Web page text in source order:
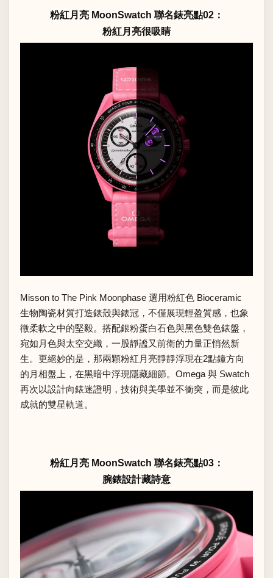
粉紅月亮 MoonSwatch 聯名錶亮點02：
粉紅月亮很吸睛
Misson to The Pink Moonphase 選用粉紅色 Bioceramic
生物陶瓷材質打造錶殼與錶冠，不僅展現輕盈質感，也象
徵柔軟之中的堅毅。搭配銀粉蛋白石色與黑色雙色錶盤，
宛如月色與太空交織，一股靜謐又前衛的力量正悄然新
生。更絕妙的是，那兩顆粉紅月亮靜靜浮現在2點鐘方向
的月相盤上，在黑暗中浮現隱藏細節。Omega 與 Swatch
再次以設計向錶迷證明，技術與美學並不衝突，而是彼此
成就的雙星軌道。
粉紅月亮 MoonSwatch 聯名錶亮點03：
腕錶設計藏詩意